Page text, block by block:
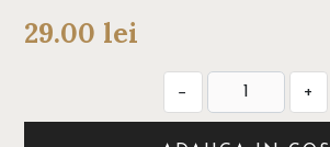
29.00 lei
− +